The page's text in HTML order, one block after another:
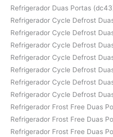
Refrigerador Duas Portas
Refrigerador Cycle Defrost
Refrigerador Cycle Defrost
Refrigerador Cycle Defrost
Refrigerador Cycle Defrost
Refrigerador Cycle Defrost
Refrigerador Cycle Defrost
Refrigerador Cycle Defrost
Refrigerador Frost Free Duas
Refrigerador Frost Free Duas
Refrigerador Frost Free Duas